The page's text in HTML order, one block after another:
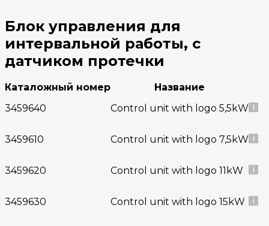
Блок управления для
интервальной работы, с
датчиком протечки
Каталожный номер
Название
3459640
Control unit with logo 5,5kW
3459610 Control unit with logo 7,5kW
3459620 Control unit with logo 11kW
3459630 Control unit with logo 15kW